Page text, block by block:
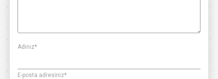
Adınız*
E-posta adresiniz*